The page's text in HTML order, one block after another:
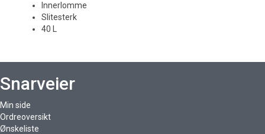
Innerlomme
Slitesterk
40 L
Snarveier
Min side
Ordreoversikt
Ønskeliste